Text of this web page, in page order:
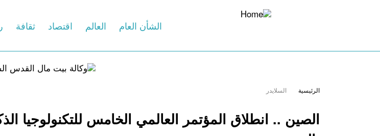
الشأن العام العالم اقتصاد ثقافة
الرئيسية السلايدر
الصين .. انطلاق المؤتمر العالمي الخامس للتكنولوجيا